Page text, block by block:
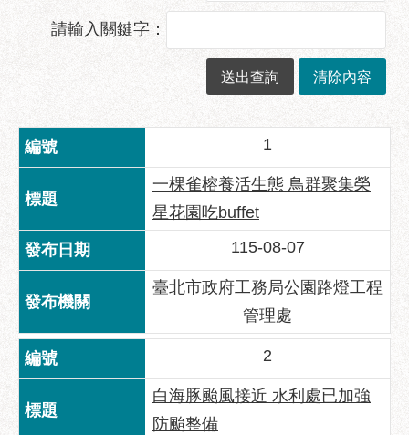
訊
政
府
訊
公
開
優
良
事
蹟
影
音
專
性
請輸入關鍵字：
1
一棵雀榕養活生態 鳥群聚集榮
星花園吃buffet
115-08-07
臺北市政府工務局公園路燈工程
管理處
2
白海豚颱風接近 水利處已加強
防颱整備